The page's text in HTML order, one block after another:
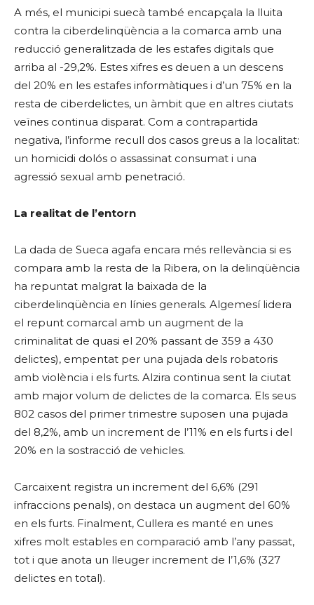
A més, el municipi suecà també encapçala la lluita
contra la ciberdelinqüència a la comarca amb una
reducció generalitzada de les estafes digitals que
arriba al -29,2%. Estes xifres es deuen a un descens
del 20% en les estafes informàtiques i d’un 75% en la
resta de ciberdelictes, un àmbit que en altres ciutats
veïnes continua disparat. Com a contrapartida
negativa, l’informe recull dos casos greus a la localitat:
un homicidi dolós o assassinat consumat i una
agressió sexual amb penetració.
La realitat de l’entorn
La dada de Sueca agafa encara més rellevància si es
compara amb la resta de la Ribera, on la delinqüència
ha repuntat malgrat la baixada de la
ciberdelinqüència en línies generals. Algemesí lidera
el repunt comarcal amb un augment de la
criminalitat de quasi el 20% passant de 359 a 430
delictes), empentat per una pujada dels robatoris
amb violència i els furts. Alzira continua sent la ciutat
amb major volum de delictes de la comarca. Els seus
802 casos del primer trimestre suposen una pujada
del 8,2%, amb un increment de l’11% en els furts i del
20% en la sostracció de vehicles.
Carcaixent registra un increment del 6,6% (291
infraccions penals), on destaca un augment del 60%
en els furts. Finalment, Cullera es manté en unes
xifres molt estables en comparació amb l’any passat,
tot i que anota un lleuger increment de l’1,6% (327
delictes en total).